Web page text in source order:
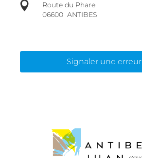
Route du Phare
06600 ANTIBES
Signaler une erreur